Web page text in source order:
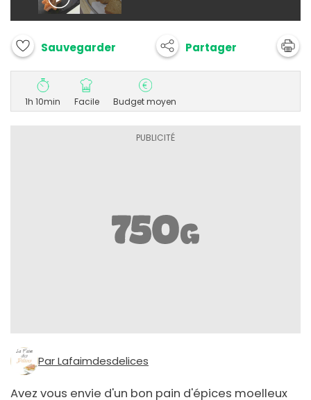
Sauvegarder Partager
1h 10min Facile Budget moyen
Par Lafaimdesdelices
Avez vous envie d'un bon pain d'épices moelleux